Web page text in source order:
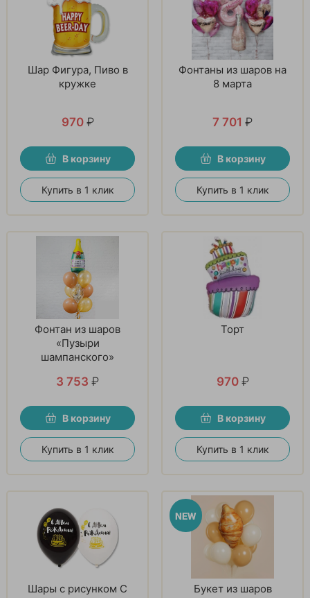
Шар Фигура, Пиво в
кружке
970 ₽
В корзину
Купить в 1 клик
Фонтаны из шаров на
8 марта
7 701 ₽
В корзину
Купить в 1 клик
Фонтан из шаров
«Пузыри
шампанского»
3 753 ₽
В корзину
Купить в 1 клик
Торт
970 ₽
В корзину
Купить в 1 клик
Шары с рисунком С
Букет из шаров